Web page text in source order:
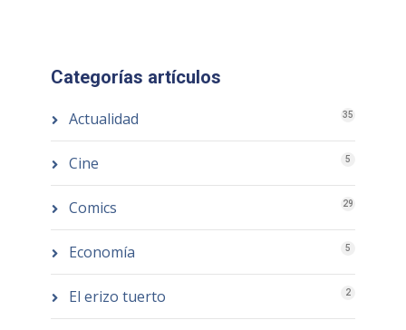
Categorías artículos
Actualidad 35
Cine 5
Comics 29
Economía 5
El erizo tuerto 2